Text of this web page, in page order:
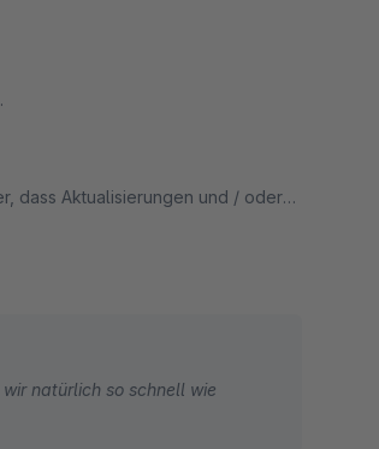
dass Aktualisierungen und / oder
natürlich so schnell wie